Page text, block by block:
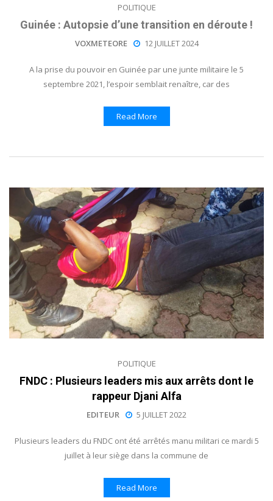
POLITIQUE
Guinée : Autopsie d’une transition en déroute !
VOXMETEORE 12 JUILLET 2024
A la prise du pouvoir en Guinée par une junte militaire le 5
septembre 2021, l’espoir semblait renaître, car des
Read More
POLITIQUE
FNDC : Plusieurs leaders mis aux arrêts dont le
rappeur Djani Alfa
EDITEUR 5 JUILLET 2022
Plusieurs leaders du FNDC ont été arrêtés manu militari ce mardi 5
juillet à leur siège dans la commune de
Read More